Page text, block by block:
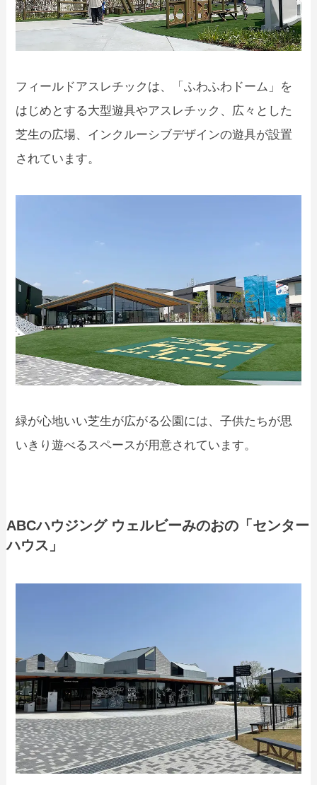
フィールドアスレチックは、「ふわふわドーム」を
はじめとする大型遊具やアスレチック、広々とした
芝生の広場、インクルーシブデザインの遊具が設置
されています。
緑が心地いい芝生が広がる公園には、子供たちが思
いきり遊べるスペースが用意されています。
ABCハウジング ウェルビーみのおの「センター
ハウス」